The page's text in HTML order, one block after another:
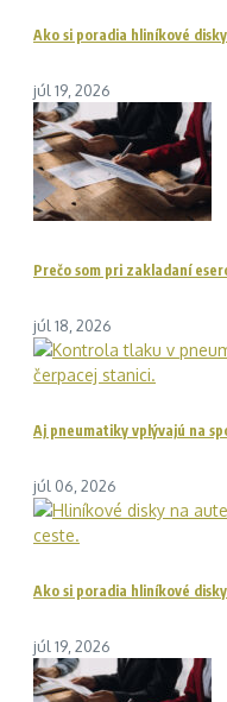
Ako si poradia hliníkové
júl 19, 2026
Prečo som pri zakladaní
júl 18, 2026
Aj pneumatiky vplývajú na
júl 06, 2026
Ako si poradia hliníkové
júl 19, 2026